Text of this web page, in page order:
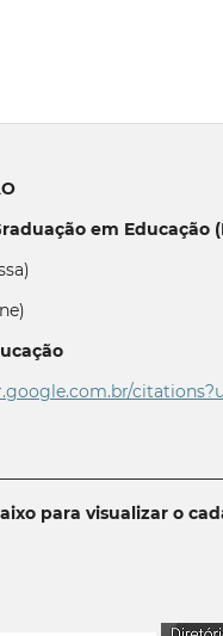
em Educação
para visualizar o